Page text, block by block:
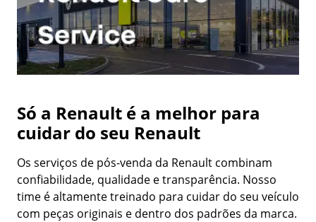
Só a Renault é a melhor para
cuidar do seu Renault
Os serviços de pós-venda da Renault combinam
confiabilidade, qualidade e transparência. Nosso
time é altamente treinado para cuidar do seu veículo
com peças originais e dentro dos padrões da marca.